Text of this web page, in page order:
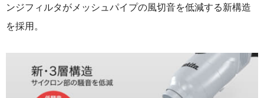
ンジフィルタがメッシュパイプの風切音を低減する新構造
を採用。